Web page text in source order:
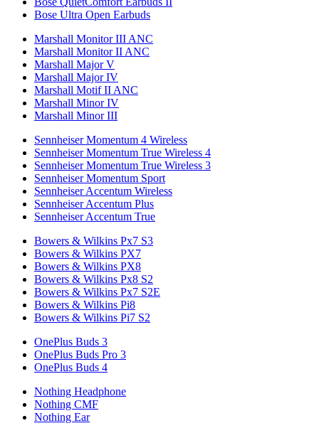
Bose Ultra Open Earbuds
Marshall Monitor III ANC
Marshall Monitor II ANC
Marshall Major V
Marshall Major IV
Marshall Motif II ANC
Marshall Minor IV
Marshall Minor III
Sennheiser Momentum 4 Wireless
Sennheiser Momentum True Wireless 4
Sennheiser Momentum True Wireless 3
Sennheiser Momentum Sport
Sennheiser Accentum Wireless
Sennheiser Accentum Plus
Sennheiser Accentum True
Bowers & Wilkins Px7 S3
Bowers & Wilkins PX7
Bowers & Wilkins PX8
Bowers & Wilkins Px8 S2
Bowers & Wilkins Px7 S2E
Bowers & Wilkins Pi8
Bowers & Wilkins Pi7 S2
OnePlus Buds 3
OnePlus Buds Pro 3
OnePlus Buds 4
Nothing Headphone
Nothing CMF
Nothing Ear